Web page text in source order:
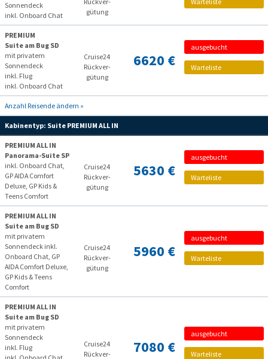
Sonnendeck
inkl. Onboard Chat
gütung
PREMIUM
Suite am Bug SD
mit privatem
Sonnendeck
inkl. Flug
inkl. Onboard Chat
Cruise24
Rückver­
gütung
6620 €
ausgebucht
Warteliste
Anzahl Reisende ändern »
Kabinentyp: Suite PREMIUM ALL IN
PREMIUM ALL IN
Panorama-Suite SP
inkl. Onboard Chat,
GP AIDA Comfort
Deluxe, GP Kids &
Teens Comfort
Cruise24
Rückver­
gütung
5630 €
ausgebucht
Warteliste
PREMIUM ALL IN
Suite am Bug SD
mit privatem
Sonnendeck inkl.
Onboard Chat, GP
AIDA Comfort Deluxe,
GP Kids & Teens
Comfort
Cruise24
Rückver­
gütung
5960 €
ausgebucht
Warteliste
PREMIUM ALL IN
Suite am Bug SD
mit privatem
Sonnendeck
inkl. Flug
Cruise24
Rückver­
7080 €
ausgebucht
Warteliste